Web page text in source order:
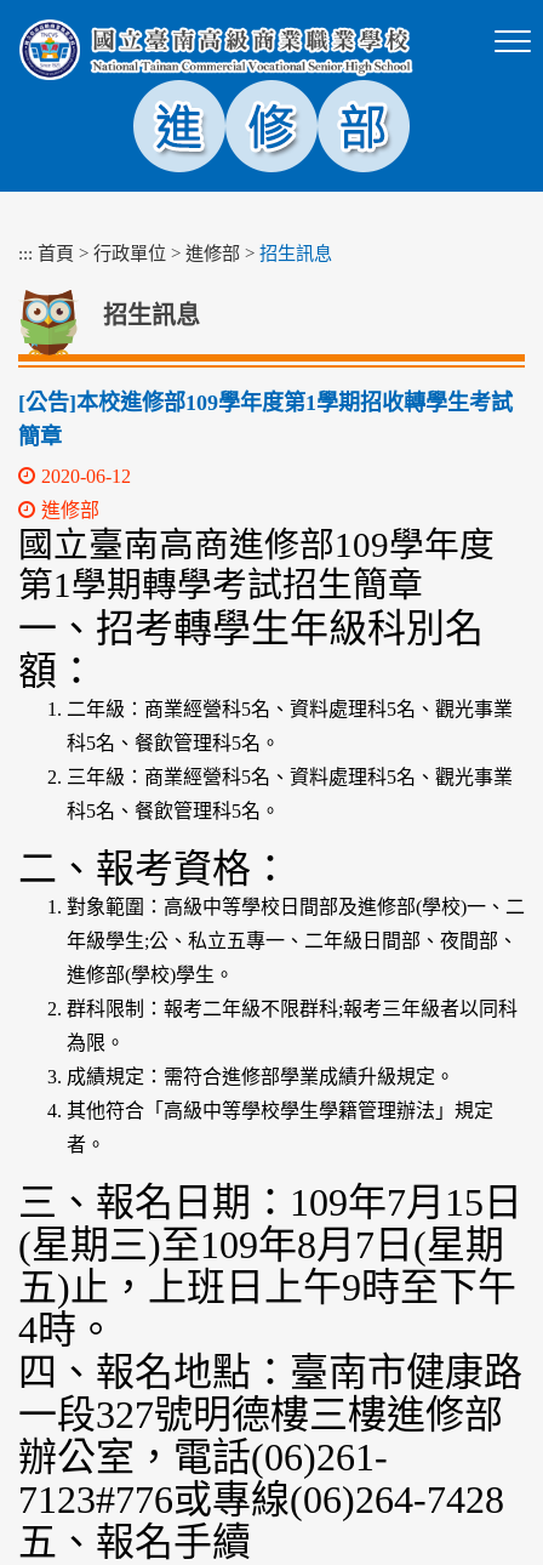
塊
::: 首頁 > 行政單位 > 進修部 > 招生訊息
招生訊息
[公告]本校進修部109學年度第1學期招收轉學生考試
簡章
2020-06-12
進修部
國立臺南高商進修部109學年度
第1學期轉學考試招生簡章
一、招考轉學生年級科別名
額：
二年級：商業經營科5名、資料處理科5名、觀光事業
科5名、餐飲管理科5名。
三年級：商業經營科5名、資料處理科5名、觀光事業
科5名、餐飲管理科5名。
二、報考資格：
對象範圍：高級中等學校日間部及進修部(學校)一、二
年級學生;公、私立五專一、二年級日間部、夜間部、
進修部(學校)學生。
群科限制：報考二年級不限群科;報考三年級者以同科
為限。
成績規定：需符合進修部學業成績升級規定。
其他符合「高級中等學校學生學籍管理辦法」規定
者。
三、報名日期：109年7月15日
(星期三)至109年8月7日(星期
五)止，上班日上午9時至下午
4時。
四、報名地點：臺南市健康路
一段327號明德樓三樓進修部
辦公室，電話(06)261-
7123#776或專線(06)264-7428
五、報名手續